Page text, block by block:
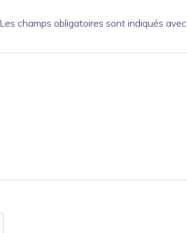
Les champs obligatoires sont indiqués avec